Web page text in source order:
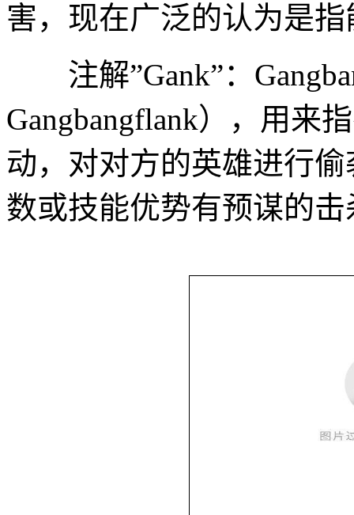
害，现在广泛的认为是
注解”Gank”：
Gangbangflank），用来
动，对对方的英雄进行
数或技能优势有预谋的